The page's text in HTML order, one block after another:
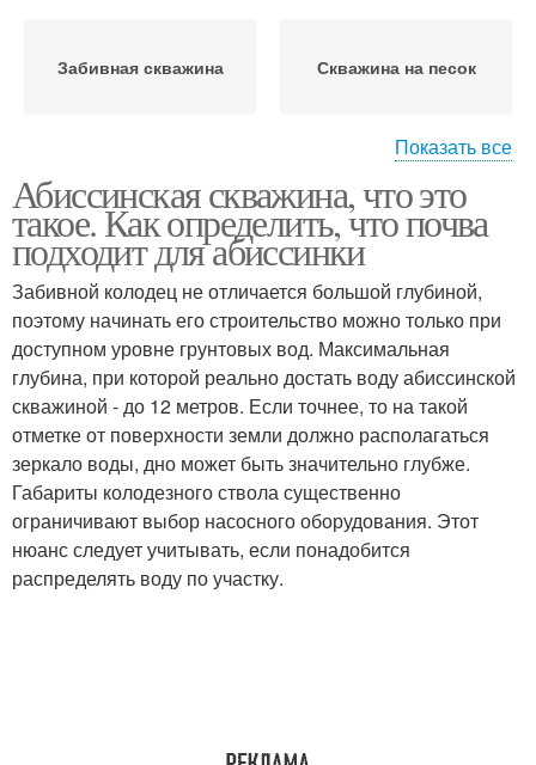
Забивная скважина Скважина на песок
Артезианская скважина
Показать все
Абиссинская скважина, что это
такое. Как определить, что почва
подходит для абиссинки
Забивной колодец не отличается большой глубиной,
поэтому начинать его строительство можно только при
доступном уровне грунтовых вод. Максимальная
глубина, при которой реально достать воду абиссинской
скважиной - до 12 метров. Если точнее, то на такой
отметке от поверхности земли должно располагаться
зеркало воды, дно может быть значительно глубже.
Габариты колодезного ствола существенно
ограничивают выбор насосного оборудования. Этот
нюанс следует учитывать, если понадобится
распределять воду по участку.